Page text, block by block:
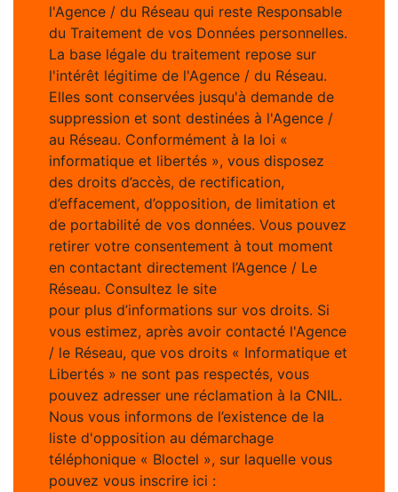
l'Agence / du Réseau qui reste Responsable
du Traitement de vos Données personnelles.
La base légale du traitement repose sur
l'intérêt légitime de l'Agence / du Réseau.
Elles sont conservées jusqu'à demande de
suppression et sont destinées à l'Agence /
au Réseau. Conformément à la loi «
informatique et libertés », vous disposez
des droits d’accès, de rectification,
d’effacement, d’opposition, de limitation et
de portabilité de vos données. Vous pouvez
retirer votre consentement à tout moment
en contactant directement l’Agence / Le
Réseau. Consultez le site
pour plus d’informations sur vos droits. Si
vous estimez, après avoir contacté l'Agence
/ le Réseau, que vos droits « Informatique et
Libertés » ne sont pas respectés, vous
pouvez adresser une réclamation à la CNIL.
Nous vous informons de l’existence de la
liste d'opposition au démarchage
téléphonique « Bloctel », sur laquelle vous
pouvez vous inscrire ici :